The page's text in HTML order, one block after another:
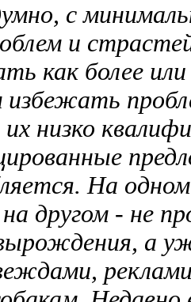
с
и
как более
избежать
низко
На
другом - не
а